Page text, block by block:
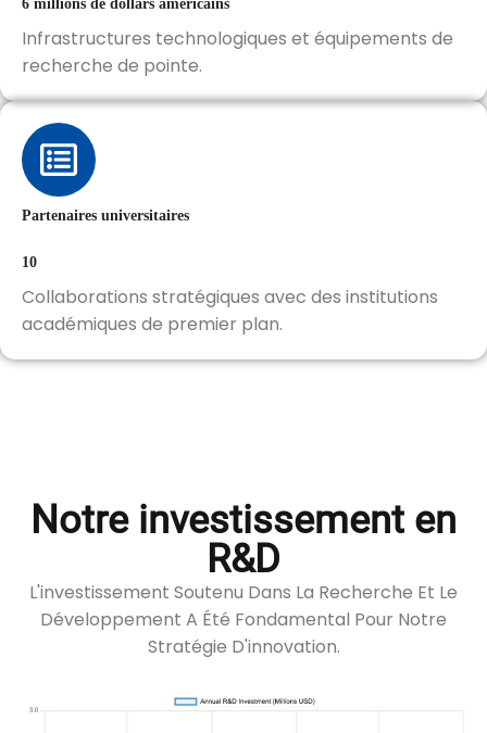
Infrastructures technologiques et équipements de
recherche de pointe.
Partenaires universitaires
10
Collaborations stratégiques avec des institutions
académiques de premier plan.
Notre investissement en
R&D
L'investissement Soutenu Dans La Recherche Et Le
Développement A Été Fondamental Pour Notre
Stratégie D'innovation.